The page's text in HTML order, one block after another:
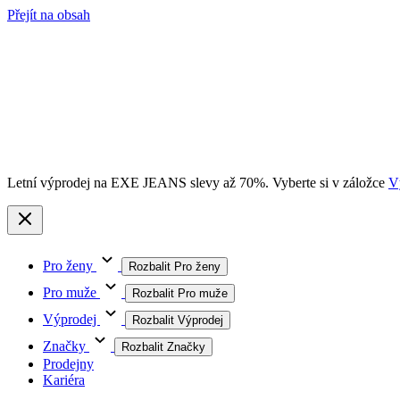
Přejít na obsah
Letní výprodej na EXE JEANS slevy až 70%. Vyberte si v záložce
Pro ženy Rozbalit Pro ženy
Pro muže Rozbalit Pro muže
Výprodej Rozbalit Výprodej
Značky Rozbalit Značky
Prodejny
Kariéra